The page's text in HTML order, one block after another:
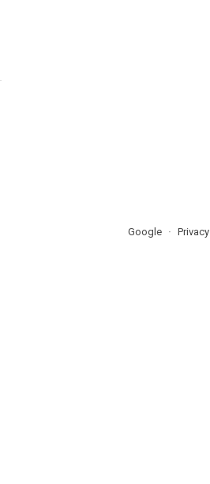
Google Privacy